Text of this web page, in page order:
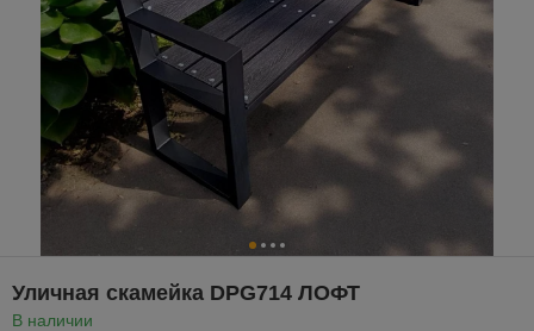
Уличная скамейка DPG714 ЛОФТ
В наличии